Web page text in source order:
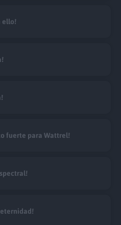
ello!
fuerte para Wattrel!
eternidad!